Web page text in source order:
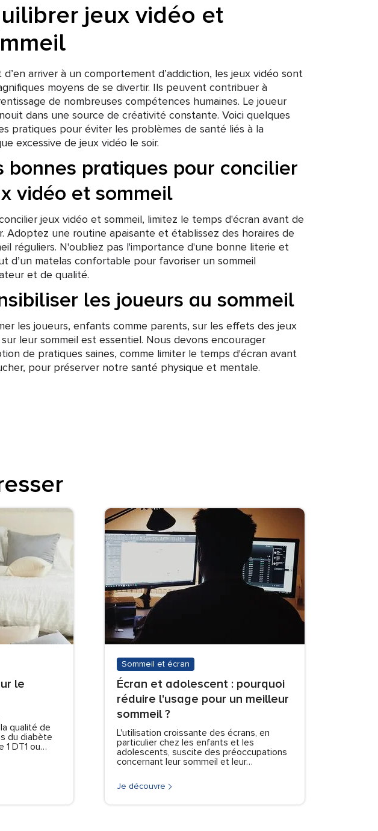
jeux vidéo et
d’en arriver à un comportement d’addiction, les jeux vidéo sont
moyens de se divertir. Ils peuvent contribuer à
de nombreuses compétences humaines. Le joueur
dans une source de créativité constante. Voici quelques
pratiques pour éviter les problèmes de santé liés à la
excessive de jeux vidéo le soir.
bonnes pratiques pour concilier
vidéo et sommeil
jeux vidéo et sommeil, limitez le temps d'écran avant de
Adoptez une routine apaisante et établissez des horaires de
réguliers. N'oubliez pas l'importance d'une bonne literie et
d’un matelas confortable pour favoriser un sommeil
et de qualité.
les joueurs au sommeil
les joueurs, enfants comme parents, sur les effets des jeux
leur sommeil est essentiel. Nous devons encourager
de pratiques saines, comme limiter le temps d'écran avant
pour préserver notre santé physique et mentale.
le
qualité de
du diabète
DT1 ou…
Sommeil et écran
Écran et adolescent : pourquoi
réduire l'usage pour un meilleur
sommeil ?
L'utilisation croissante des écrans, en
particulier chez les enfants et les
adolescents, suscite des préoccupations
concernant leur sommeil et leur…
Je découvre